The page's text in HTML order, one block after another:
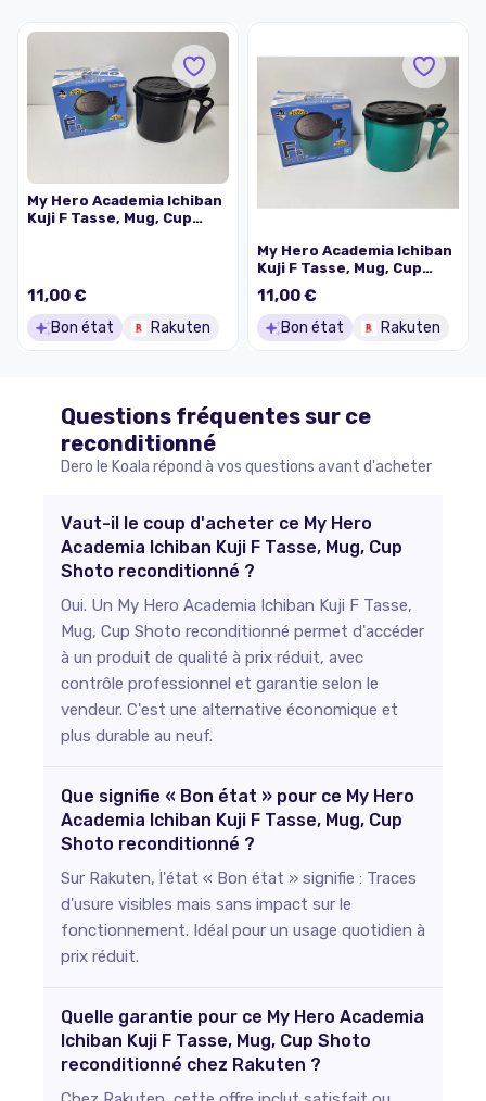
My Hero Academia Ichiban
Kuji F Tasse, Mug, Cup
11,00 €
Bon état Rakuten
My Hero Academia Ichiban
Kuji F Tasse, Mug, Cup
Izuku
11,00 €
Bon état Rakuten
Questions fréquentes sur ce
reconditionné
Dero le Koala répond à vos questions avant d'acheter
Vaut-il le coup d'acheter ce My Hero
Academia Ichiban Kuji F Tasse, Mug, Cup
Shoto reconditionné ?
Oui. Un My Hero Academia Ichiban Kuji F Tasse,
Mug, Cup Shoto reconditionné permet d'accéder
à un produit de qualité à prix réduit, avec
contrôle professionnel et garantie selon le
vendeur. C'est une alternative économique et
plus durable au neuf.
Que signifie « Bon état » pour ce My Hero
Academia Ichiban Kuji F Tasse, Mug, Cup
Shoto reconditionné ?
Sur Rakuten, l'état « Bon état » signifie : Traces
d'usure visibles mais sans impact sur le
fonctionnement. Idéal pour un usage quotidien à
prix réduit.
Quelle garantie pour ce My Hero Academia
Ichiban Kuji F Tasse, Mug, Cup Shoto
reconditionné chez Rakuten ?